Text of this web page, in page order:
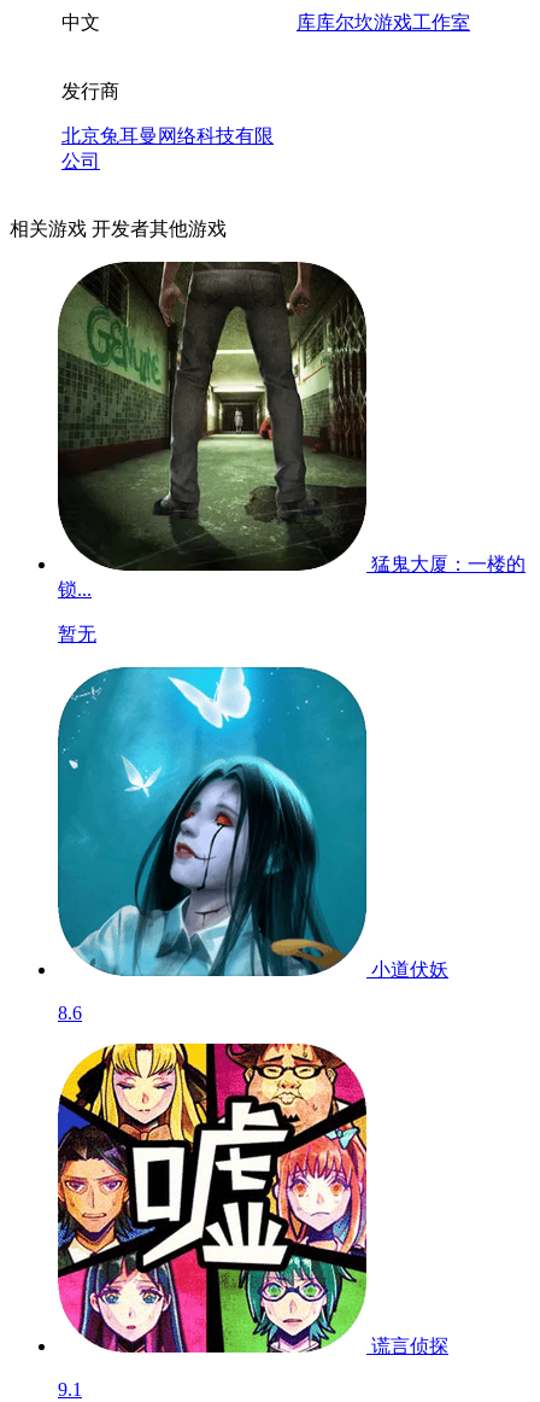
中文 库库尔坎游戏工作室
发行商
北京兔耳曼网络科技有限
公司
相关游戏 开发者其他游戏
猛鬼大厦：一楼的
锁...
暂无
小道伏妖
8.6
谎言侦探
9.1